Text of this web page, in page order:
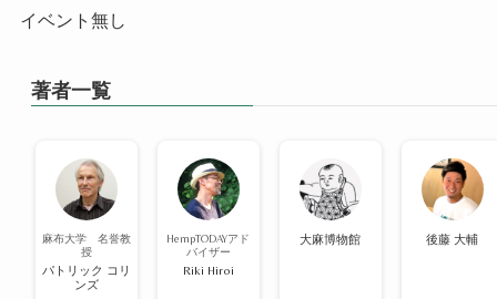
イベント無し
著者一覧
麻布大学 名誉教
授
パトリック コリ
ンズ
HempTODAYアド
バイザー
Riki Hiroi
大麻博物館 後藤 大輔